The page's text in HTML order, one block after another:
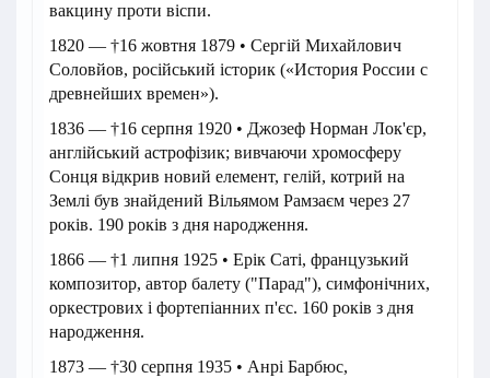
вакцину проти віспи.
1820 — †16 жовтня 1879 • Сергій Михайлович
Соловйов, російський історик («История России с
древнейших времен»).
1836 — †16 серпня 1920 • Джозеф Норман Лок'єр,
англійський астрофізик; вивчаючи хромосферу
Сонця відкрив новий елемент, гелій, котрий на
Землі був знайдений Вільямом Рамзаєм через 27
років. 190 років з дня народження.
1866 — †1 липня 1925 • Ерік Саті, французький
композитор, автор балету ("Парад"), симфонічних,
оркестрових і фортепіанних п'єс. 160 років з дня
народження.
1873 — †30 серпня 1935 • Анрі Барбюс,